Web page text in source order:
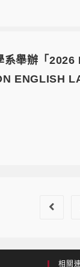
系舉辦「
ENGLISH
相關